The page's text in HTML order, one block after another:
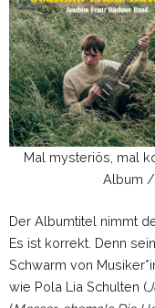
Mal mysteriös, mal
Album /
Der Albumtitel nimmt
Es ist korrekt. Denn
Schwarm von
wie Pola Lia Schulten (